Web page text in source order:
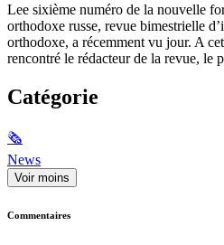
Lee sixième numéro de la nouvelle
orthodoxe russe, revue bimestrielle
orthodoxe, a récemment vu jour. A
rencontré le rédacteur de la revue, le
Catégorie
🗞
News
Voir moins
Commentaires